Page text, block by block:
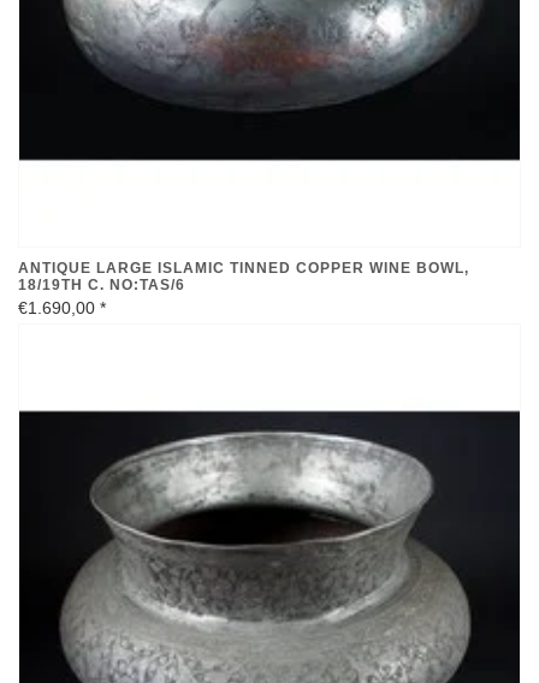
ANTIQUE LARGE ISLAMIC TINNED COPPER WINE BOWL,
18/19TH C. NO:TAS/6
€1.690,00 *